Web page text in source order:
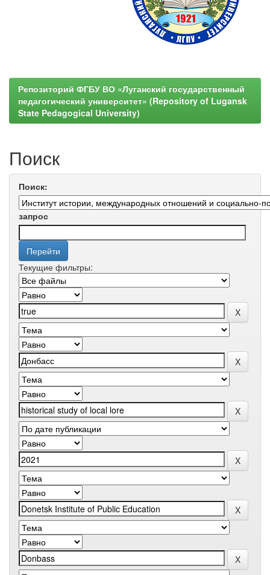
Репозиторий ФГБУ ВО «Луганский государственный
педагогический университет» (Repository of Lugansk
State Pedagogical University)
Поиск
Поиск:
запрос
Текущие фильтры: